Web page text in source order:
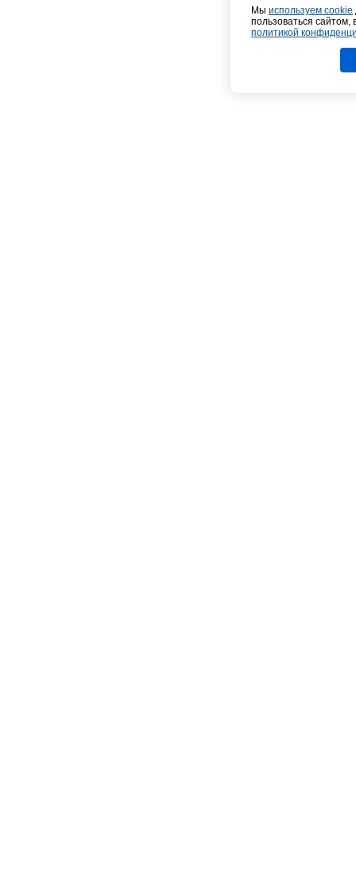
Мы используем cookie
пользоваться
политикой